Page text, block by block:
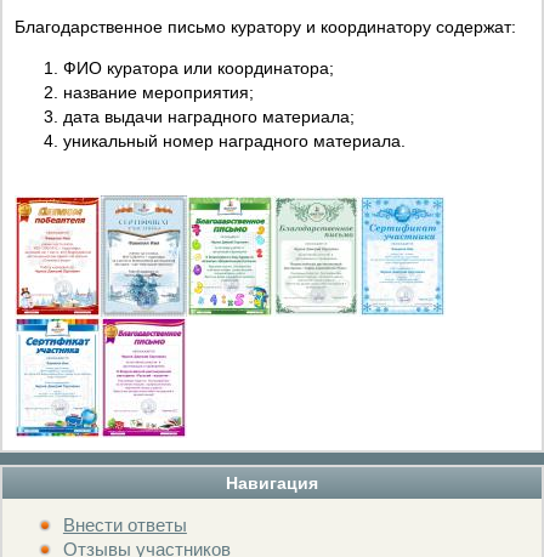
Навигация
Внести ответы
Отзывы участников
Благодарственное письмо куратору и координатору содержат:
ФИО куратора или координатора;
название мероприятия;
дата выдачи наградного материала;
уникальный номер наградного материала.